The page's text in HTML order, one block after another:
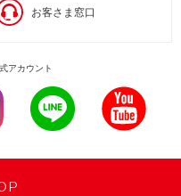
お客さま窓口
アカウント